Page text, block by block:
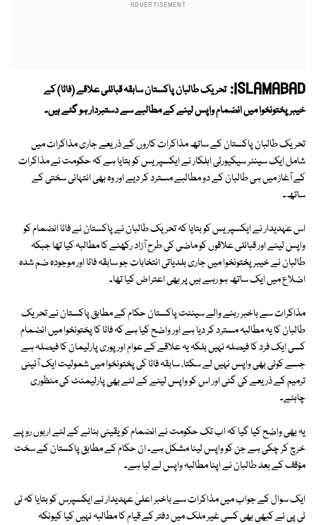
ISLAMABAD: تحریک طالبان پاکستان سابقہ قبائلی علاقے (فاٹا) کے
خیبرپختونخوا میں انضمام واپس لینے کے مطالبے سے دستبردار ہو گئے ہیں۔
تحریک طالبان پاکستان کے ساتھ مذاکرات کاروں کے ذریعے جاری مذاکرات میں
شامل ایک سینئر سیکیورٹی اہلکار نے ایکسپریس کو بتایا ہے کہ حکومت نے مذاکرات
کے آغاز میں ہی طالبان کے دو مطالبے مسترد کر دیے اور وہ بھی انتہائی سختی کے
ساتھ۔
اس عہدیدار نے ایکسپریس کو بتایا کہ تحریک طالبان نے پاکستان نے فاٹا انضمام کو
واپس لینے اور قبائلی علاقوں کو ماضی کی طرح آزاد رکھنے کا مطالبہ کیا تھا جبکہ
طالبان نے خیبرپختونخوا میں جاری بلدیاتی انتخابات جو سابقہ فاٹا اور موجودہ ضم شدہ
اضلاع میں ایک ساتھ ہو رہے ہیں پر بھی اعتراض کیا تھا۔
مذاکرات سے باخبر رہنے والے سینئت پاکستان حکام کے مطابق پاکستان نے تحریک
طالبان کا یہ مطالبہ مسترد کر دیا ہے اور واضح کیا ہے کہ فاٹا کا پختونخوا میں انضمام
کسی ایک فرد کا فیصلہ نہیں بلکہ یہ علاقے کے عوام اور پوری پارلیمان کا فیصلہ ہے
جسے کوئی بھی واپس نہیں لے سکتا، سابقہ فاٹا کی پختونخوا میں شمولیت ایک آئینی
ترمیم کے ذریعے کی گئی اور اس کو واپس لینے کے لئے بھی پارلیمنٹ کی منظوری
چاہئے۔
یہ بھی واضح کیا گیا کہ اب تک حکومت نے انضمام کو یقینی بنانے کے لئے اربوں روپے
خرچ کر چکی ہے جن کو واپس لینا مشکل ہے۔ ان حکام کے مطابق پاکستان کے سخت
مؤقف کے بعد طالبان نے اپنا مطالبہ واپس لے لیا ہے۔
ایک سوال کے جواب میں مذاکرات سے باخبر اعلیٰ عہدیدار نے ایکسپرس کو بتایا کہ ٹی
ٹی پی نے کبھی بھی کسی غیر ملک میں دفتر کے قیام کا مطالبہ نہیں کیا کیونکہ